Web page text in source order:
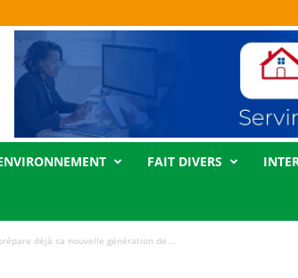
FAIT DIVERS
déjà sa nouvelle génération de...